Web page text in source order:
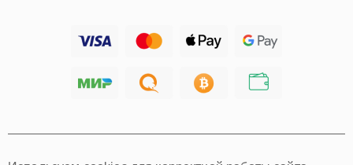
Хабаровск
Иркутск